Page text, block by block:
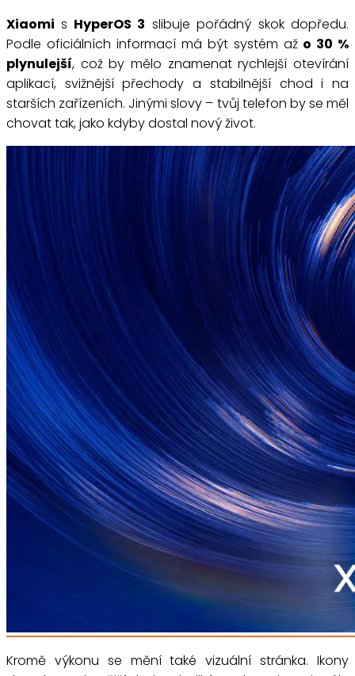
Xiaomi s HyperOS 3 slibuje pořádný skok dopředu.
Podle oficiálních informací má být systém až o 30 %
plynulejší, což by mělo znamenat rychlejší otevírání
aplikací, svižnější přechody a stabilnější chod i na
starších zařízeních. Jinými slovy – tvůj telefon by se měl
chovat tak, jako kdyby dostal nový život.
Kromě výkonu se mění také vizuální stránka. Ikony